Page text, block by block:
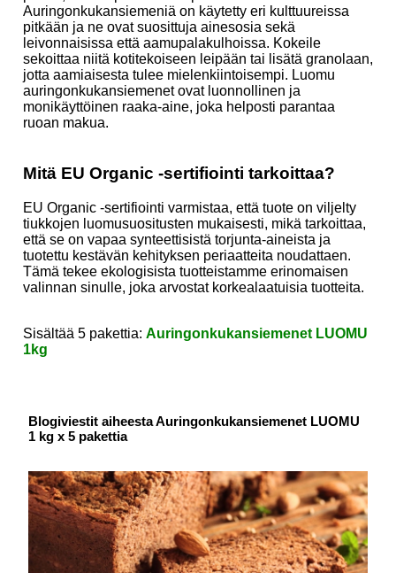
Auringonkukansiemeniä on käytetty eri kulttuureissa
pitkään ja ne ovat suosittuja ainesosia sekä
leivonnaisissa että aamupalakulhoissa. Kokeile
sekoittaa niitä kotitekoiseen leipään tai lisätä granolaan,
jotta aamiaisesta tulee mielenkiintoisempi. Luomu
auringonkukansiemenet ovat luonnollinen ja
monikäyttöinen raaka-aine, joka helposti parantaa
ruoan makua.
Mitä EU Organic -sertifiointi tarkoittaa?
EU Organic -sertifiointi varmistaa, että tuote on viljelty
tiukkojen luomusuositusten mukaisesti, mikä tarkoittaa,
että se on vapaa synteettisistä torjunta-aineista ja
tuotettu kestävän kehityksen periaatteita noudattaen.
Tämä tekee ekologisista tuotteistamme erinomaisen
valinnan sinulle, joka arvostat korkealaatuisia tuotteita.
Sisältää 5 pakettia: Auringonkukansiemenet LUOMU
1kg
Blogiviestit aiheesta Auringonkukansiemenet LUOMU
1 kg x 5 pakettia